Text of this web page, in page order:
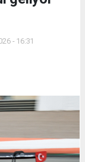
- 16:31